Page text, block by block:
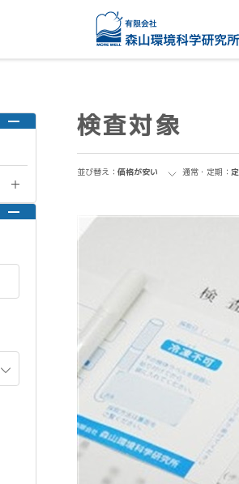
検査対象
並び替え： 価格が安い 通常・定期：